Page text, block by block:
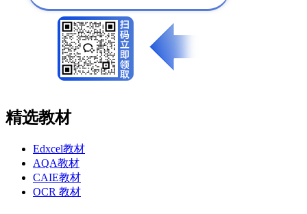
精选教材
Edxcel教材
AQA教材
CAIE教材
OCR 教材